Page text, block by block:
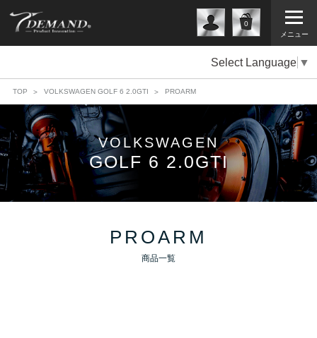
メニュー
0
Select Language ▼
TOP VOLKSWAGEN GOLF 6 2.0GTI PROARM
VOLKSWAGEN
GOLF 6 2.0GTI
PROARM
商品一覧